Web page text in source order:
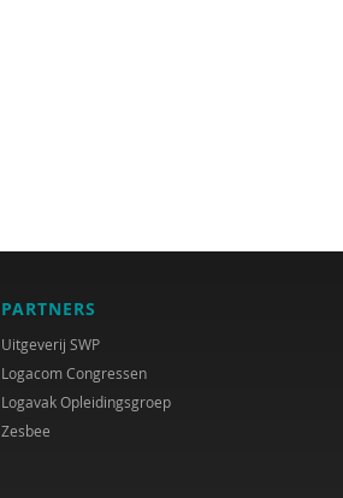
PARTNERS
Uitgeverij SWP
Logacom Congressen
Logavak Opleidingsgroep
Zesbee